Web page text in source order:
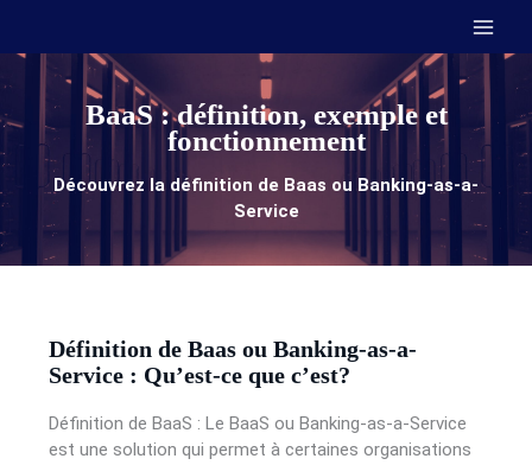
contenu
BaaS : définition, exemple et
fonctionnement
Découvrez la définition de Baas ou Banking-as-a-
Service
Définition de Baas ou Banking-as-a-
Service : Qu’est-ce que c’est?
Définition de BaaS : Le BaaS ou Banking-as-a-Service
est une solution qui permet à certaines organisations